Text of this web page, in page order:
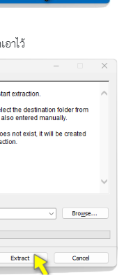
าไว้